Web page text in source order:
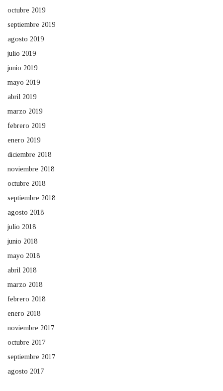
octubre 2019
septiembre 2019
agosto 2019
julio 2019
junio 2019
mayo 2019
abril 2019
marzo 2019
febrero 2019
enero 2019
diciembre 2018
noviembre 2018
octubre 2018
septiembre 2018
agosto 2018
julio 2018
junio 2018
mayo 2018
abril 2018
marzo 2018
febrero 2018
enero 2018
noviembre 2017
octubre 2017
septiembre 2017
agosto 2017